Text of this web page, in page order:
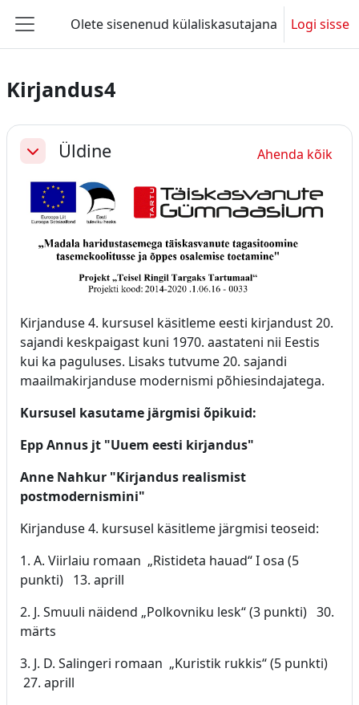
Küljepaneel
Olete sisenenud külaliskasutajana Logi sisse
Kirjandus4
Section outline
AhendaÜldine Ahenda kõik
Kirjanduse 4. kursusel käsitleme eesti kirjandust 20.
sajandi keskpaigast kuni 1970. aastateni nii Eestis
kui ka paguluses. Lisaks tutvume 20. sajandi
maailmakirjanduse modernismi põhiesindajatega.
Kursusel kasutame järgmisi õpikuid:
Epp Annus jt "Uuem eesti kirjandus"
Anne Nahkur "Kirjandus realismist
postmodernismini"
Kirjanduse 4. kursusel käsitleme järgmisi teoseid:
1. A. Viirlaiu romaan „Ristideta hauad“ I osa (5
punkti) 13. aprill
2. J. Smuuli näidend „Polkovniku lesk“ (3 punkti) 30.
märts
3. J. D. Salingeri romaan „Kuristik rukkis“ (5 punkti)
27. aprill